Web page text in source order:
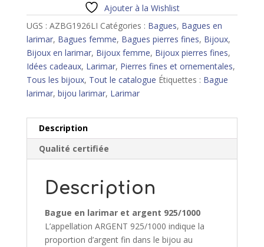
Ajouter à la Wishlist
UGS : AZBG1926LI Catégories : Bagues, Bagues en
larimar, Bagues femme, Bagues pierres fines, Bijoux,
Bijoux en larimar, Bijoux femme, Bijoux pierres fines,
Idées cadeaux, Larimar, Pierres fines et ornementales,
Tous les bijoux, Tout le catalogue Étiquettes : Bague
larimar, bijou larimar, Larimar
Description
Qualité certifiée
Description
Bague en larimar et argent 925/1000
L’appellation ARGENT 925/1000 indique la
proportion d’argent fin dans le bijou au